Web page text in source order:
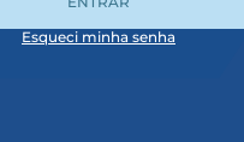
Esqueci minha senha